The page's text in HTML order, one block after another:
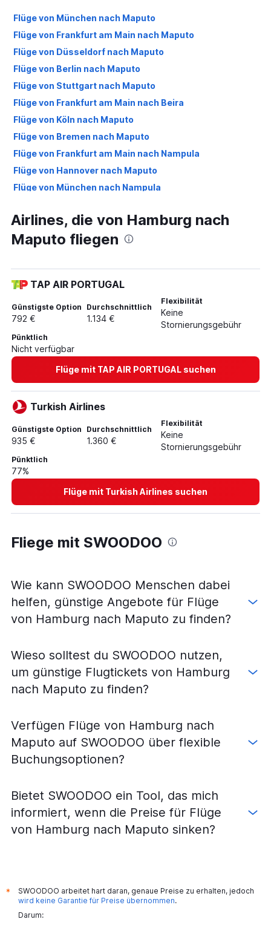
Flüge von München nach Maputo
Flüge von Frankfurt am Main nach Maputo
Flüge von Düsseldorf nach Maputo
Flüge von Berlin nach Maputo
Flüge von Stuttgart nach Maputo
Flüge von Frankfurt am Main nach Beira
Flüge von Köln nach Maputo
Flüge von Bremen nach Maputo
Flüge von Frankfurt am Main nach Nampula
Flüge von Hannover nach Maputo
Flüge von München nach Nampula
Flüge von Stuttgart nach Beira
Flüge von München nach Vilanculos
Flüge von Leipzig nach Maputo
Flüge von Frankfurt am Main nach Vilanculos
Flüge von Frankfurt am Main nach Pemba
Flüge von Dresden nach Maputo
Flüge von Bremen nach Beira
Airlines, die von Hamburg nach
Maputo fliegen
TAP AIR PORTUGAL
Günstigste Option
792 €
Durchschnittlich
1.134 €
Flexibilität
Keine
Stornierungsgebühr
Pünktlich
Nicht verfügbar
Flüge mit TAP AIR PORTUGAL suchen
Turkish Airlines
Günstigste Option
935 €
Durchschnittlich
1.360 €
Flexibilität
Keine
Stornierungsgebühr
Pünktlich
77%
Flüge mit Turkish Airlines suchen
Fliege mit SWOODOO
Wie kann SWOODOO Menschen dabei
helfen, günstige Angebote für Flüge
von Hamburg nach Maputo zu finden?
Wieso solltest du SWOODOO nutzen,
um günstige Flugtickets von Hamburg
nach Maputo zu finden?
Verfügen Flüge von Hamburg nach
Maputo auf SWOODOO über flexible
Buchungsoptionen?
Bietet SWOODOO ein Tool, das mich
informiert, wenn die Preise für Flüge
von Hamburg nach Maputo sinken?
*
SWOODOO arbeitet hart daran, genaue Preise zu erhalten, jedoch
wird keine Garantie für Preise übernommen.
Darum: